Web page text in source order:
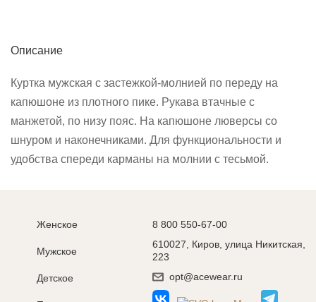
Описание
Куртка мужская с застежкой-молнией по переду на
капюшоне из плотного пике. Рукава втачные с
манжетой, по низу пояс. На капюшоне люверсы со
шнуром и наконечниками. Для функциональности и
удобства спереди карманы на молнии с тесьмой.
Женское
Мужское
Детское
8 800 550-67-00
610027, Киров, улица Никитская,
223
opt@acewear.ru